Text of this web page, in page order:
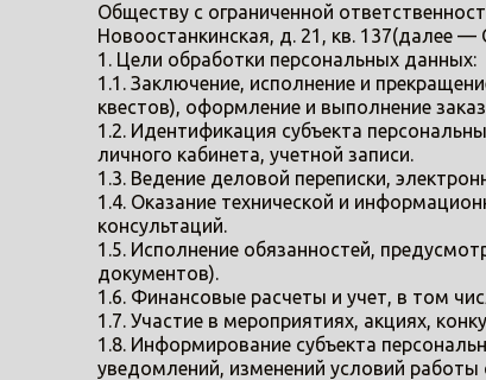
Обществу с ограниченной
Новоостанкинская, д. 21, кв. 137(далее
1. Цели обработки персональных данных:
1.1. Заключение, исполнение и
квестов), оформление и выполнение
1.2. Идентификация субъекта
личного кабинета, учетной записи.
1.3. Ведение деловой переписки,
1.4. Оказание технической и
консультаций.
1.5. Исполнение обязанностей,
документов).
1.6. Финансовые расчеты и учет, в том
1.7. Участие в мероприятиях, акциях,
1.8. Информирование субъекта
уведомлений, изменений условий работы